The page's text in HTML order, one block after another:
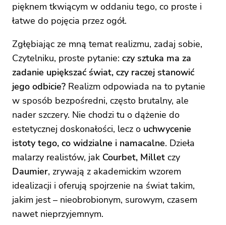
pięknem tkwiącym w oddaniu tego, co proste i
łatwe do pojęcia przez ogół.
Zgłębiając ze mną temat realizmu, zadaj sobie,
Czytelniku, proste pytanie: czy sztuka ma za
zadanie upiększać świat, czy raczej stanowić
jego odbicie? Realizm odpowiada na to pytanie
w sposób bezpośredni, często brutalny, ale
nader szczery. Nie chodzi tu o dążenie do
estetycznej doskonałości, lecz o uchwycenie
istoty tego, co widzialne i namacalne. Dzieła
malarzy realistów, jak Courbet, Millet czy
Daumier, zrywają z akademickim wzorem
idealizacji i oferują spojrzenie na świat takim,
jakim jest – nieobrobionym, surowym, czasem
nawet nieprzyjemnym.